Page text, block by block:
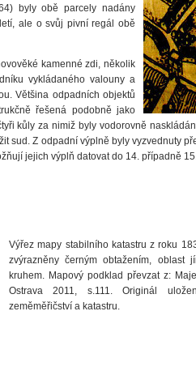
byly obě parcely nadány
ale o svůj pivní regál obě
kamenné zdi, několik
vykládaného valouny a
Většina odpadních objektů
řešená podobně jako
kůly za nimiž byly vodorovně
sud. Z odpadní výplně byly vyzvednuty
jejich výplň datovat do 14. případně
Výřez mapy stabilního katastru z roku
zvýrazněny černým obtažením, oblast
kruhem. Mapový podklad převzat z:
Ostrava 2011, s.111. Originál
zeměměřičství a katastru.